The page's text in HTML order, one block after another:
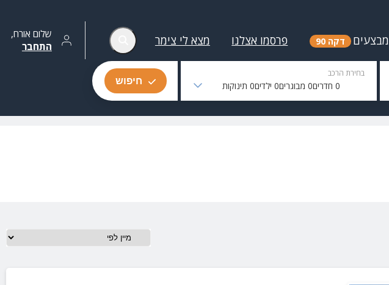
מבצעים דקה 90 פרסמו אצלנו מצא לי צימר שלום אורח,
התחבר
בחירת הרכב
0חדרים0מבוגרים0ילדים0תינוקות חיפוש